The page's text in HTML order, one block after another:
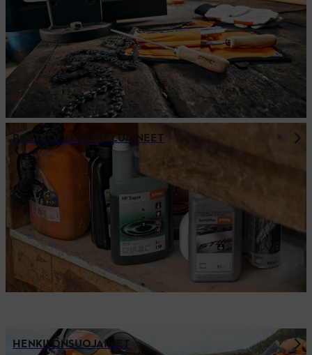
POLTTO- JA VOITELUAINEET
HENKILÖNSUOJAIMET